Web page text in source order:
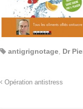
antigrignotage, Dr
Opération antistress